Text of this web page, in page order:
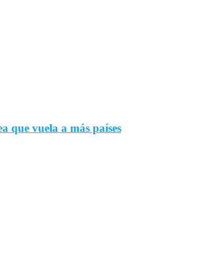
que vuela a más países